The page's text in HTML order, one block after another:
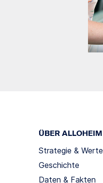
ÜBER ALLOHEIM
Strategie & Werte
Geschichte
Daten & Fakten